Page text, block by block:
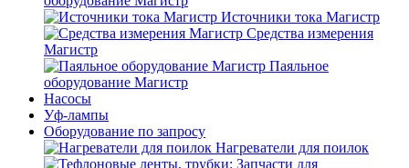
Источники тока Магистр
Средства измерения
Магистр
Паяльное
оборудование Магистр
Насосы
Уф-лампы
Оборудование по запросу
Нагреватели для поилок